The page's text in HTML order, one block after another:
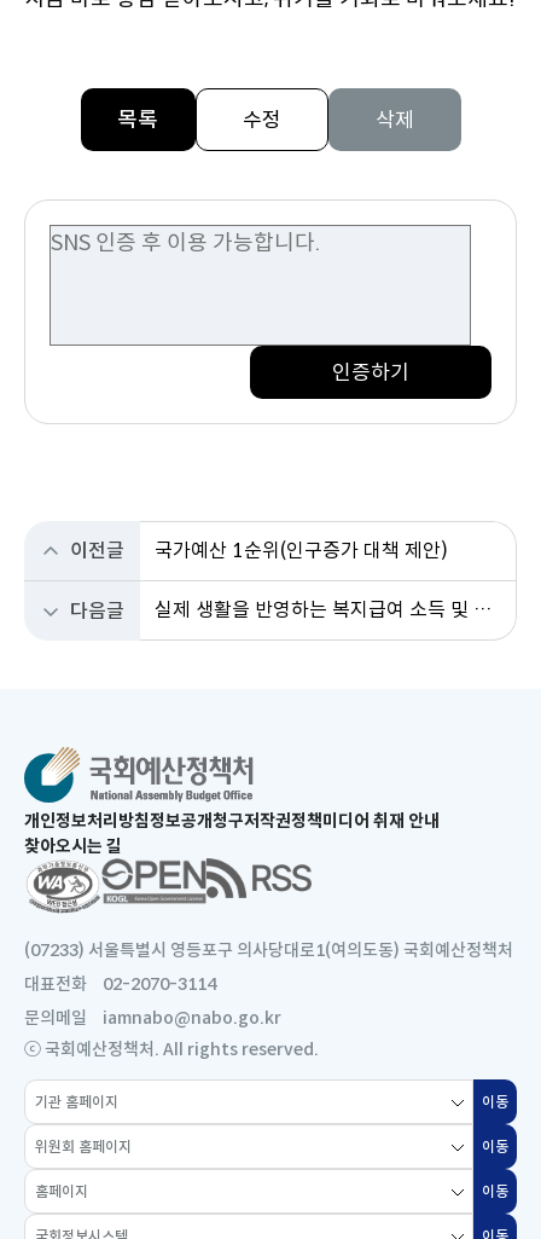
목록 수정 삭제
인증하기
이전글 국가예산 1순위(인구증가 대책 제안)
다음글 실제 생활을 반영하는 복지급여 소득 및 재산 환산기준 개선을 청원합니다
개인정보처리방침새
으
로
림
정보공개청구저작권정책미디어 취재 안내
찾아오시는 길
새
창
로
열
림
(07233) 서울특별시 영등포구 의사당대로1(여의도동) 국회예산정책처
대표전화
02-2070-3114
문의메일
iamnabo@nabo.go.kr
ⓒ 국회예산정책처. All rights reserved.
소
관
기
관
홈
페
이동
창
으
로
열
림
위
원
회
홈
이동
창
으
로
홈
페
이
이동
창
국